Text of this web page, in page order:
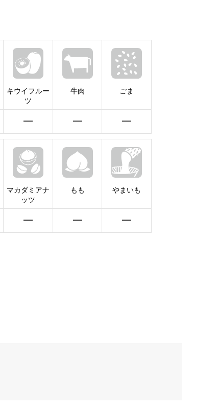
キウイフルー
ツ
━
牛肉
━
ごま
━
マカダミアナ
ッツ
━
もも
━
やまいも
━